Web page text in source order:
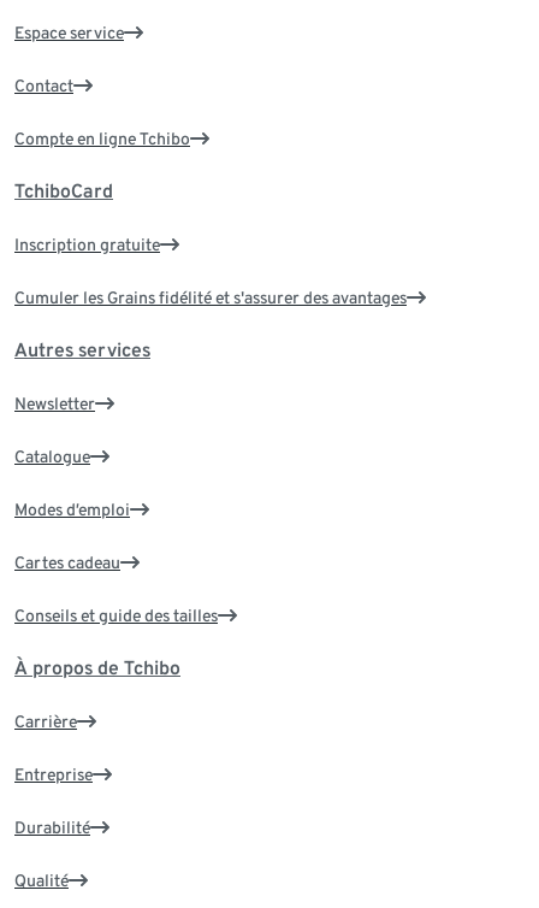
Espace service
Contact
Compte en ligne Tchibo
TchiboCard
Inscription gratuite
Cumuler les Grains fidélité et s'assurer des avantages
Autres services
Newsletter
Catalogue
Modes d’emploi
Cartes cadeau
Conseils et guide des tailles
À propos de Tchibo
Carrière
Entreprise
Durabilité
Qualité